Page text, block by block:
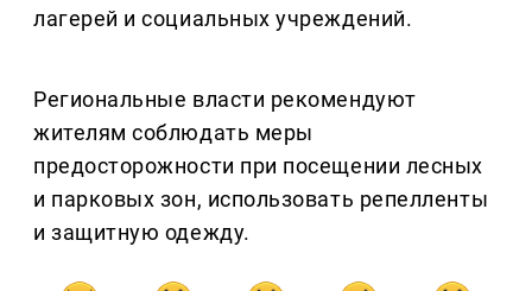
лагерей и социальных учреждений.
Региональные власти рекомендуют
жителям соблюдать меры
предосторожности при посещении лесных
и парковых зон, использовать репелленты
и защитную одежду.